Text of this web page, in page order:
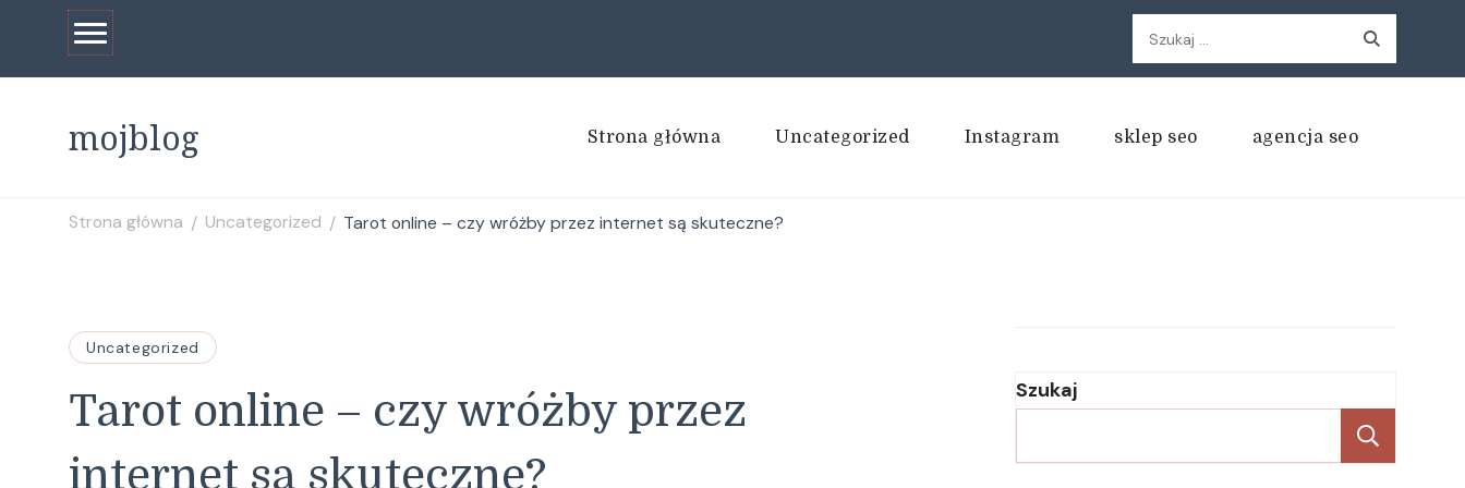
Szukaj:
mojblog Strona główna Uncategorized Instagram sklep seo agencja seo
Strona główna / Uncategorized / Tarot online – czy wróżby przez internet są skuteczne?
Uncategorized
Tarot online – czy wróżby przez
internet są skuteczne?
Szukaj